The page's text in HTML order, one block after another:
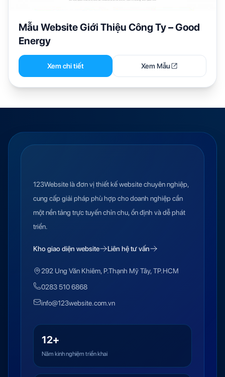
Mẫu Website Giới Thiệu Công Ty – Good
Energy
Xem chi tiết Xem Mẫu
123Website là đơn vị thiết kế website chuyên nghiệp,
cung cấp giải pháp phù hợp cho doanh nghiệp cần
một nền tảng trực tuyến chỉn chu, ổn định và dễ phát
triển.
Kho giao diện website Liên hệ tư vấn
292 Ung Văn Khiêm, P.Thạnh Mỹ Tây, TP.HCM
0283 510 6868
info@123website.com.vn
12+
Năm kinh nghiệm triển khai